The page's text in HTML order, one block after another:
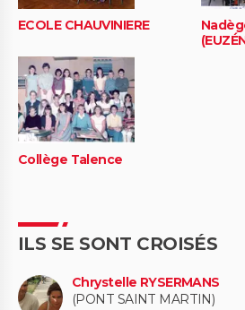
ECOLE CHAUVINIERE
Collège Talence
ILS SE SONT CROISÉS
Chrystelle RYSERMANS
(PONT SAINT MARTIN)